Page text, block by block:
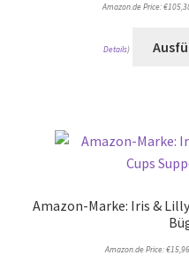
Amazon.de Price:€
Details)
Amazon-Marke: Iris &
Amazon.de Price:€15,96